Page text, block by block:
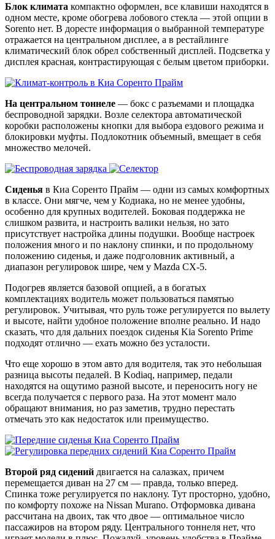
Блок климата компактно оформлен, все клавиши находятся в
одном месте, кроме обогрева лобового стекла — этой опции в
Sorento нет. В доресте информация о выбранной температуре
отражается на центральном дисплее, а в рестайлинге
климатический блок обрел собственный дисплей. Подсветка у
дисплея красная, контрастирующая с белым цветом приборки.
На центральном тоннеле — бокс с разъемами и площадка
беспроводной зарядки. Возле селектора автоматической
коробки расположены кнопки для выбора ездового режима и
блокировки муфты. Подлокотник объемный, вмещает в себя
множество мелочей.
Сиденья в Киа Соренто Прайм — одни из самых комфортных
в классе. Они мягче, чем у Кодиака, но не менее удобны,
особенно для крупных водителей. Боковая поддержка не
слишком развита, и настроить валики нельзя, но зато
присутствует настройка длины подушки. Вообще настроек
положения много и по наклону спинки, и по продольному
положению сиденья, и даже подголовник активный, а
диапазон регулировок шире, чем у Mazda CX-5.
Подогрев является базовой опцией, а в богатых
комплектациях водитель может пользоваться памятью
регулировок. Учитывая, что руль тоже регулируется по вылету
и высоте, найти удобное положение вполне реально. И надо
сказать, что для дальних поездок сиденья Kia Sorento Prime
подходят отлично — ехать можно без усталости.
Что еще хорошо в этом авто для водителя, так это небольшая
разница высоты педалей. В Kodiaq, например, педали
находятся на ощутимо разной высоте, и переносить ногу не
всегда получается с первого раза. На этот момент мало
обращают внимания, но раз заметив, трудно перестать
отмечать это как недостаток или преимущество.
Второй ряд сидений двигается на салазках, причем
перемещается диван на 27 см — правда, только вперед.
Спинка тоже регулируется по наклону. Тут просторно, удобно,
по комфорту похоже на Nissan Murano. Отформовка дивана
рассчитана на двоих, так что двое — оптимальное число
пассажиров на втором ряду. Центрального тоннеля нет, что